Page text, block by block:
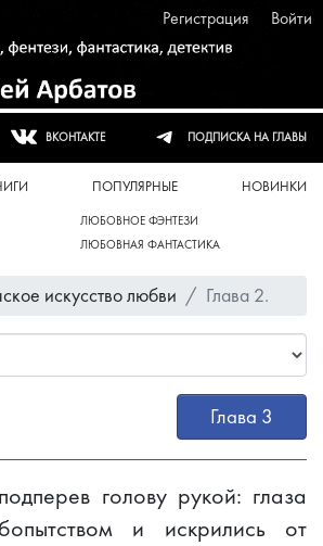
Регистрация Войти
ВКОНТАКТЕ ПОДПИСКА НА ГЛАВЫ
ПОПУЛЯРНЫЕ НОВИНКИ
ЛЮБОВНОЕ ФЭНТЕЗИ
ЛЮБОВНАЯ ФАНТАСТИКА
искусство любви Глава 2.
Глава 3
голову рукой: глаза
и искрились от